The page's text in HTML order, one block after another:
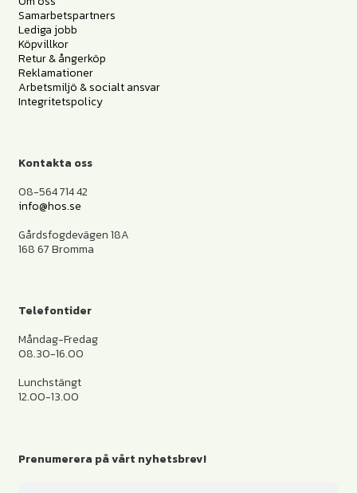
Samarbetspartners
Lediga jobb
Köpvillkor
Retur & ångerköp
Reklamationer
Arbetsmiljö & socialt ansvar
Integritetspolicy
Kontakta oss
08-564 714 42
info@hos.se
Gårdsfogdevägen 18A
168 67 Bromma
Telefontider
Måndag-Fredag
08.30-16.00
Lunchstängt
12.00-13.00
Prenumerera på vårt nyhetsbrev!